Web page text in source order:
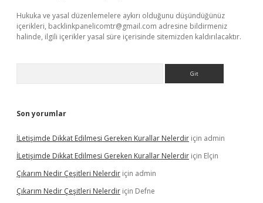
Hukuka ve yasal düzenlemelere aykırı olduğunu düşündüğünüz
içerikleri, backlinkpanelicomtr@gmail.com adresine bildirmeniz
halinde, ilgili içerikler yasal süre içerisinde sitemizden kaldırılacaktır.
Son yorumlar
İLetişimde Dikkat Edilmesi Gereken Kurallar Nelerdir için admin
İLetişimde Dikkat Edilmesi Gereken Kurallar Nelerdir için Elçin
Çıkarım Nedir Çeşitleri Nelerdir için admin
Çıkarım Nedir Çeşitleri Nelerdir için Defne